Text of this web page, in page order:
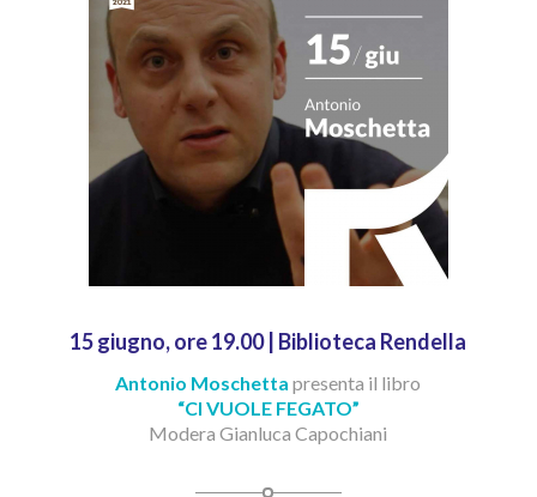
15 giugno, ore 19.00 | Biblioteca Rendella
Antonio Moschettapresenta il libro
“CI VUOLE FEGATO”
Modera Gianluca Capochiani